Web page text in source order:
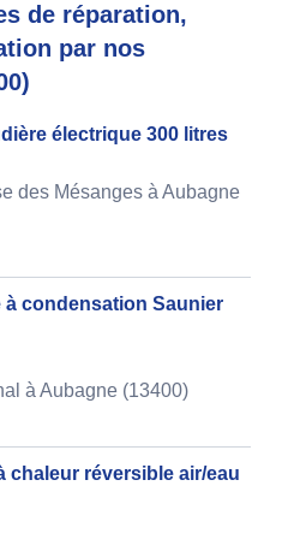
de réparation,
par nos
électrique 300 litres
des Mésanges à Aubagne
à condensation Saunier
à Aubagne (13400)
chaleur réversible air/eau